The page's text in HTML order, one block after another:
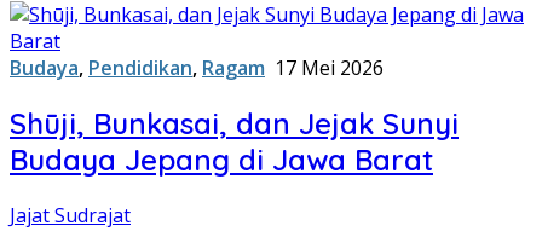
Budaya, Pendidikan, Ragam 17 Mei 2026
Shūji, Bunkasai, dan Jejak Sunyi
Budaya Jepang di Jawa Barat
Jajat Sudrajat